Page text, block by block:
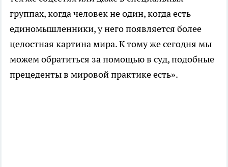
группах, когда человек не один, когда есть
единомышленники, у него появляется более
целостная картина мира. К тому же сегодня мы
можем обратиться за помощью в суд, подобные
прецеденты в мировой практике есть».